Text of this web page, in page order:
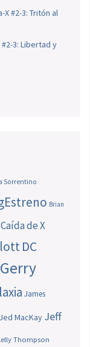
#2-3: Tritón al
3: Libertad y
Sorrentino
Brian
Caída de X
DC
Gerry
James
Jed MacKay Jeff
Thompson